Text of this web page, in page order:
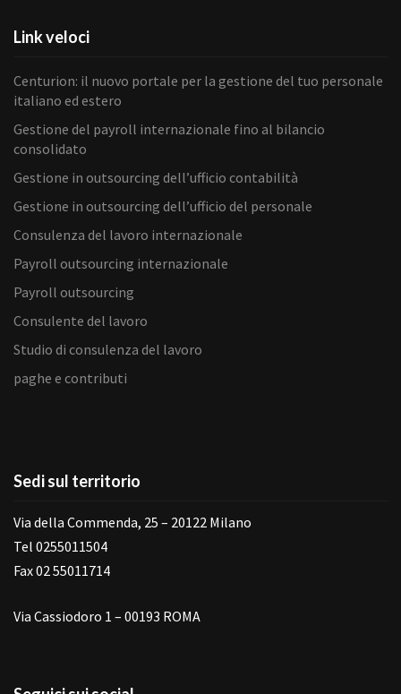
Link veloci
Centurion: il nuovo portale per la gestione del tuo personale
italiano ed estero
Gestione del payroll internazionale fino al bilancio
consolidato
Gestione in outsourcing dell’ufficio contabilità
Gestione in outsourcing dell’ufficio del personale
Consulenza del lavoro internazionale
Payroll outsourcing internazionale
Payroll outsourcing
Consulente del lavoro
Studio di consulenza del lavoro
paghe e contributi
Sedi sul territorio
Via della Commenda, 25 – 20122 Milano
Tel 0255011504
Fax 02 55011714
Via Cassiodoro 1 – 00193 ROMA